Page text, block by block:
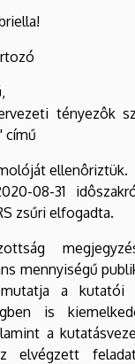
tényezôk
című
ellenôriztük.
08-31
zsűri elfogadta.
mennyiségű
a kutatói
is
a
elvégzett